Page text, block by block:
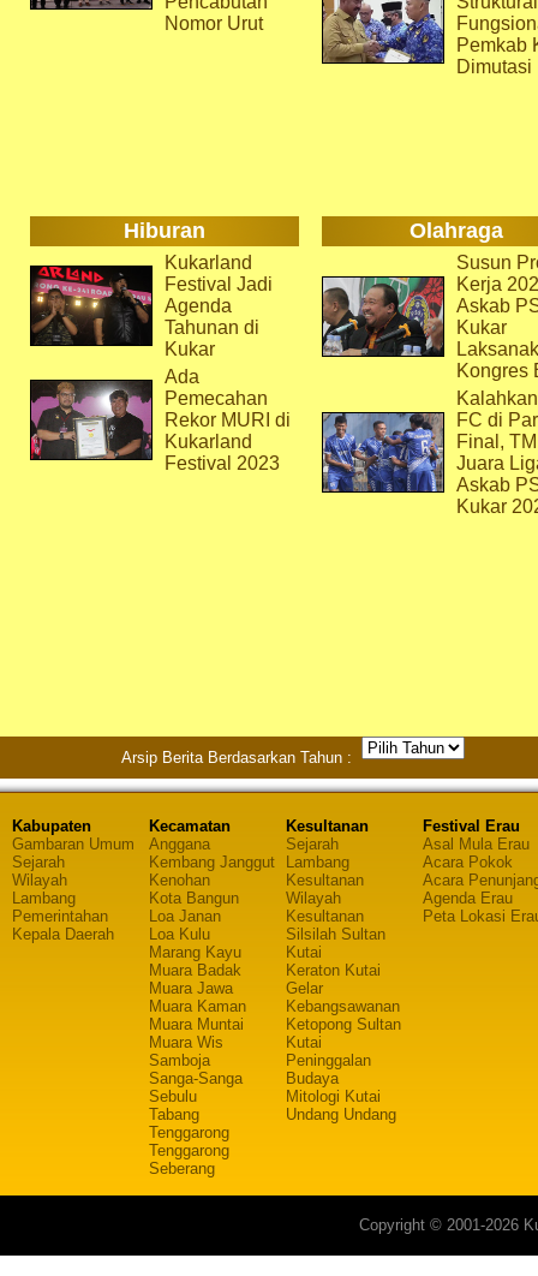
Nomor Urut
Pemkab
Dimutasi
Hiburan Olahraga
Kukarland
Festival Jadi
Agenda
Tahunan di
Kukar
Ada
Pemecahan
Rekor MURI di
Kukarland
Festival 2023
Susun
Kerja
Askab
Kukar
Kongres
FC di
Final,
Juara
Askab
Kukar
Arsip Berita Berdasarkan Tahun :
Kabupaten
Gambaran Umum
Sejarah
Wilayah
Lambang
Pemerintahan
Kepala Daerah
Kecamatan
Anggana
Kembang Janggut
Kenohan
Kota Bangun
Loa Janan
Loa Kulu
Marang Kayu
Muara Badak
Muara Jawa
Muara Kaman
Muara Muntai
Muara Wis
Samboja
Sanga-Sanga
Sebulu
Tabang
Tenggarong
Tenggarong
Seberang
Kesultanan
Sejarah
Lambang
Kesultanan
Wilayah
Kesultanan
Silsilah Sultan
Kutai
Keraton Kutai
Gelar
Kebangsawanan
Ketopong Sultan
Kutai
Peninggalan
Budaya
Mitologi Kutai
Undang Undang
Festival Erau
Asal Mula Erau
Acara Pokok
Acara
Agenda Erau
Peta Lokasi
Copyright © 2001-2026